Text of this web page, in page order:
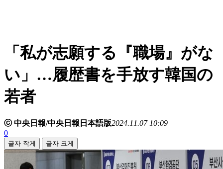
「私が志願する『職場』がな
い」…履歴書を手放す韓国の
若者
ⓒ 中央日報/中央日報日本語版2024.11.07 10:09
0
글자 작게 글자 크게